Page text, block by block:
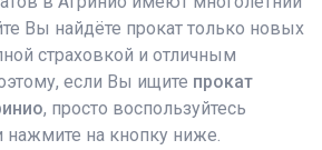
Вы найдёте прокат только новых
страховкой и отличным
если Вы ищите прокат
, просто воспользуйтесь
на кнопку ниже.